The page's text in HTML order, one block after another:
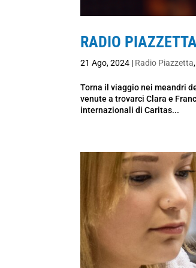
RADIO
21 Ago, 2024 | Radio Piazzetta
Torna il viaggio nei meandri
venute a trovarci Clara e
internazionali di Caritas...